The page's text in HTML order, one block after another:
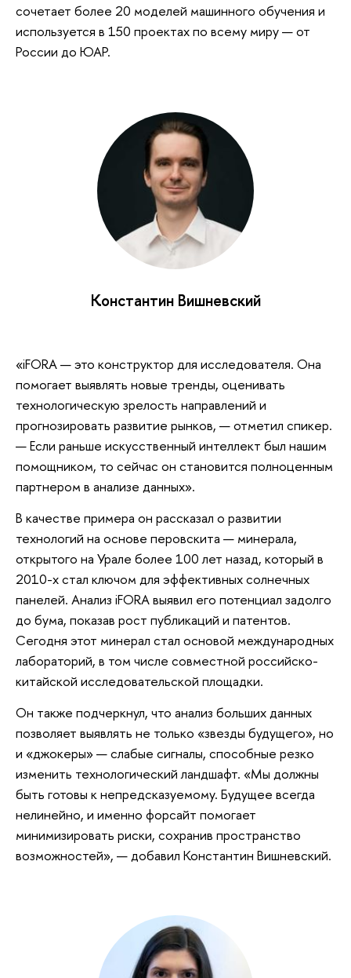
сочетает более 20 моделей машинного обучения и
используется в 150 проектах по всему миру — от
России до ЮАР.
Константин Вишневский
«iFORA — это конструктор для исследователя. Она
помогает выявлять новые тренды, оценивать
технологическую зрелость направлений и
прогнозировать развитие рынков, — отметил спикер.
— Если раньше искусственный интеллект был нашим
помощником, то сейчас он становится полноценным
партнером в анализе данных».
В качестве примера он рассказал о развитии
технологий на основе перовскита — минерала,
открытого на Урале более 100 лет назад, который в
2010-х стал ключом для эффективных солнечных
панелей. Анализ iFORA выявил его потенциал задолго
до бума, показав рост публикаций и патентов.
Сегодня этот минерал стал основой международных
лабораторий, в том числе совместной российско-
китайской исследовательской площадки.
Он также подчеркнул, что анализ больших данных
позволяет выявлять не только «звезды будущего», но
и «джокеры» — слабые сигналы, способные резко
изменить технологический ландшафт. «Мы должны
быть готовы к непредсказуемому. Будущее всегда
нелинейно, и именно форсайт помогает
минимизировать риски, сохранив пространство
возможностей», — добавил Константин Вишневский.